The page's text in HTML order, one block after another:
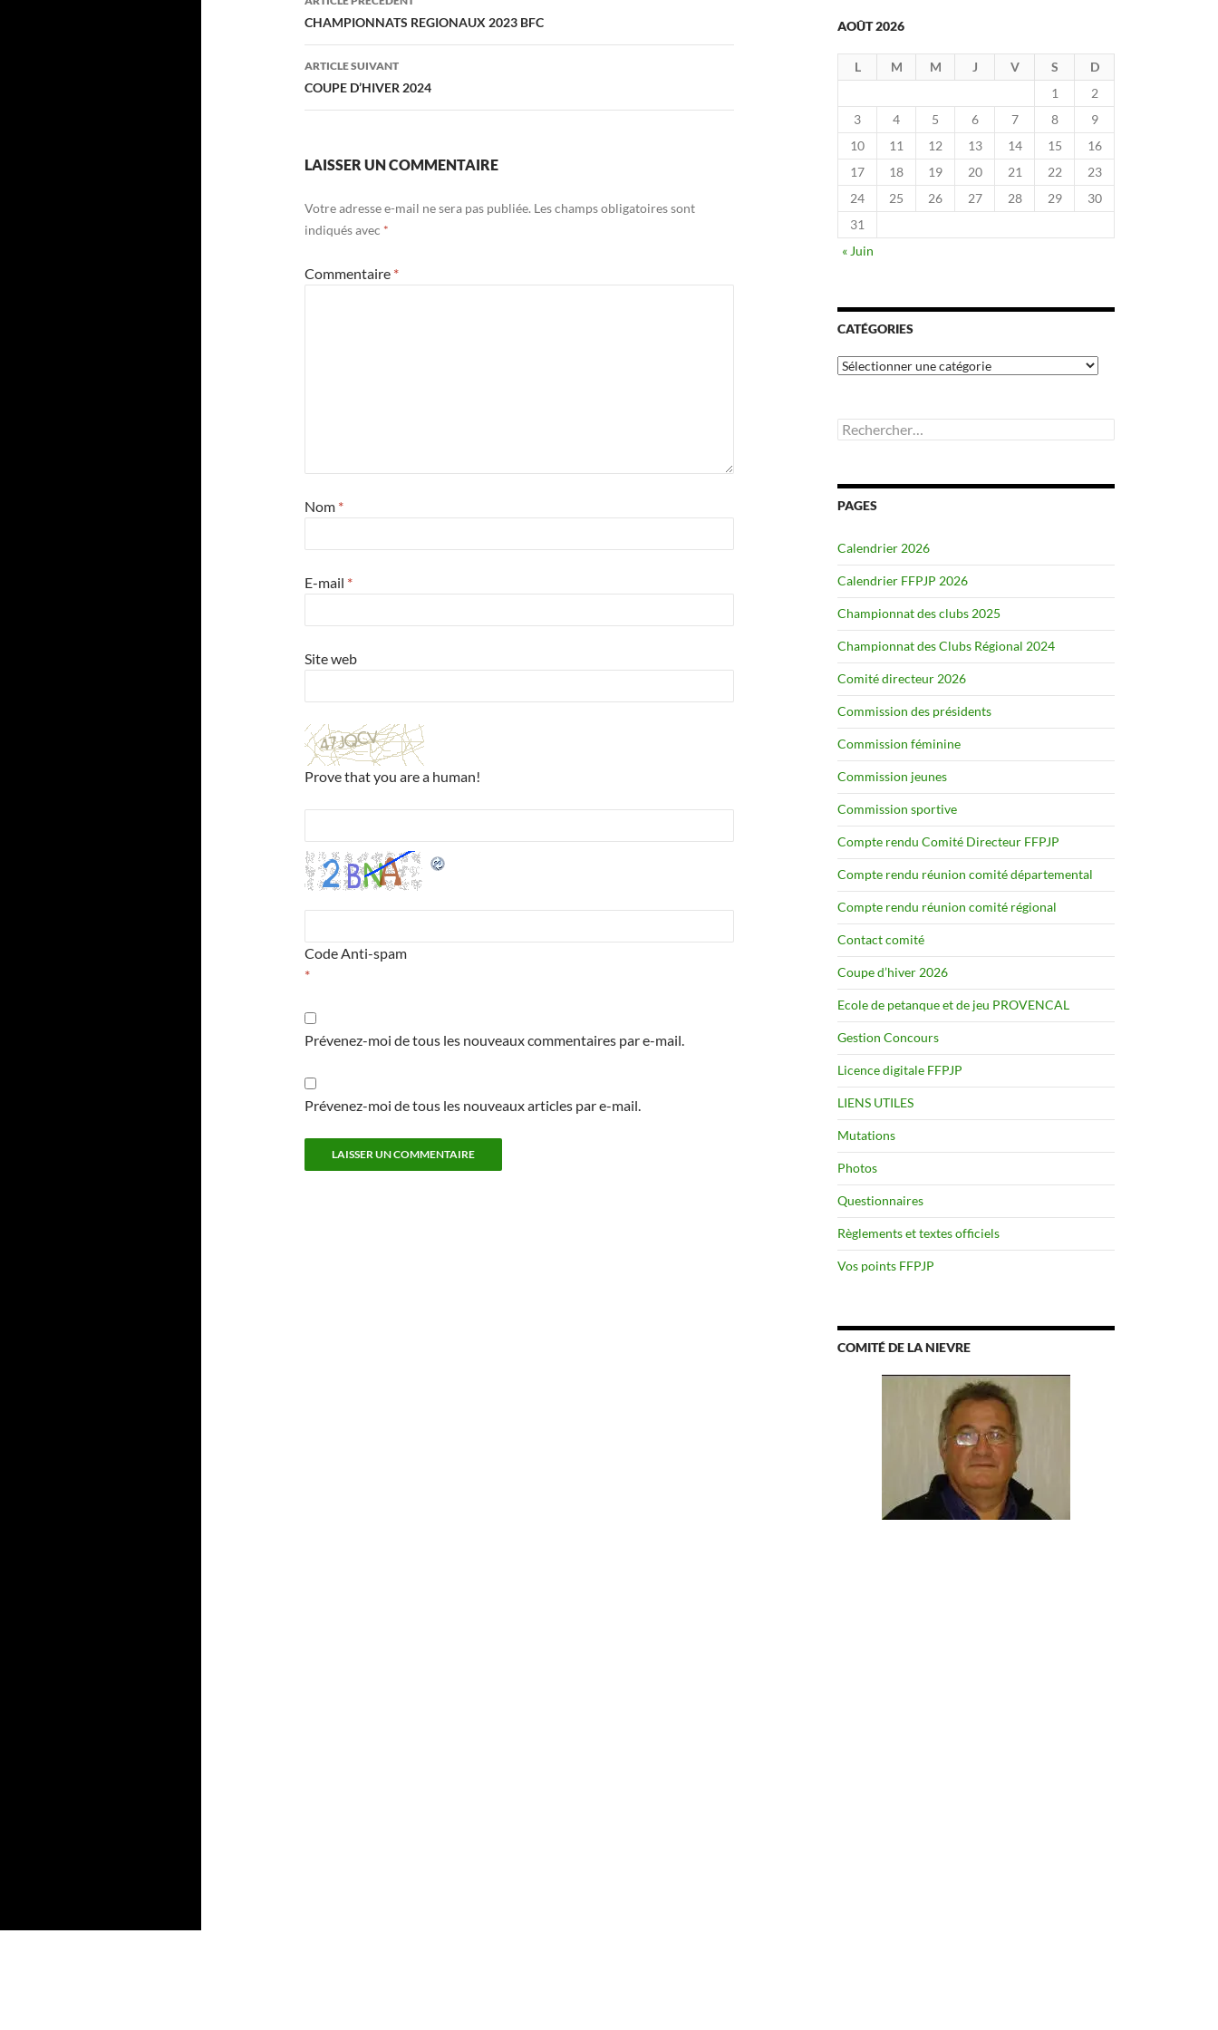
des
articles
CHAMPIONNATS REGIONAUX 2023 BFC
ARTICLE SUIVANT
COUPE D’HIVER 2024
LAISSER UN COMMENTAIRE
Votre adresse e-mail ne sera pas publiée. Les champs obligatoires sont
indiqués avec *
Commentaire *
Nom *
E-mail *
Site web
Prove that you are a human!
Code Anti-spam
*
Prévenez-moi de tous les nouveaux commentaires par e-mail.
Prévenez-moi de tous les nouveaux articles par e-mail.
AOÛT 2026
L M M J V S
D
1
2
3
4 5 6 7 8
9
10
11 12 13 14 15
16
17
18 19 20 21 22
23
24
25 26 27 28 29
30
31
« Juin
CATÉGORIES
Catégories
Rechercher :
PAGES
Calendrier 2026
Calendrier FFPJP 2026
Championnat des clubs 2025
Championnat des Clubs Régional 2024
Comité directeur 2026
Commission des présidents
Commission féminine
Commission jeunes
Commission sportive
Compte rendu Comité Directeur FFPJP
Compte rendu réunion comité départemental
Compte rendu réunion comité régional
Contact comité
Coupe d’hiver 2026
Ecole de petanque et de jeu PROVENCAL
Gestion Concours
Licence digitale FFPJP
LIENS UTILES
Mutations
Photos
Questionnaires
Règlements et textes officiels
Vos points FFPJP
COMITÉ DE LA NIEVRE